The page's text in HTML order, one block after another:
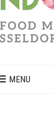
MENU